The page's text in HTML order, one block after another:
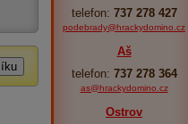
telefon: 737 278 427
podebrady@hrackydomino.cz
Aš
telefon: 737 278 364
as@hrackydomino.cz
Ostrov